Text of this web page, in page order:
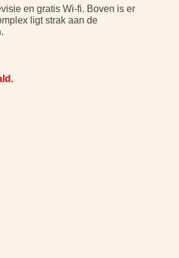
en gratis Wi-fi. Boven is er
ligt strak aan de